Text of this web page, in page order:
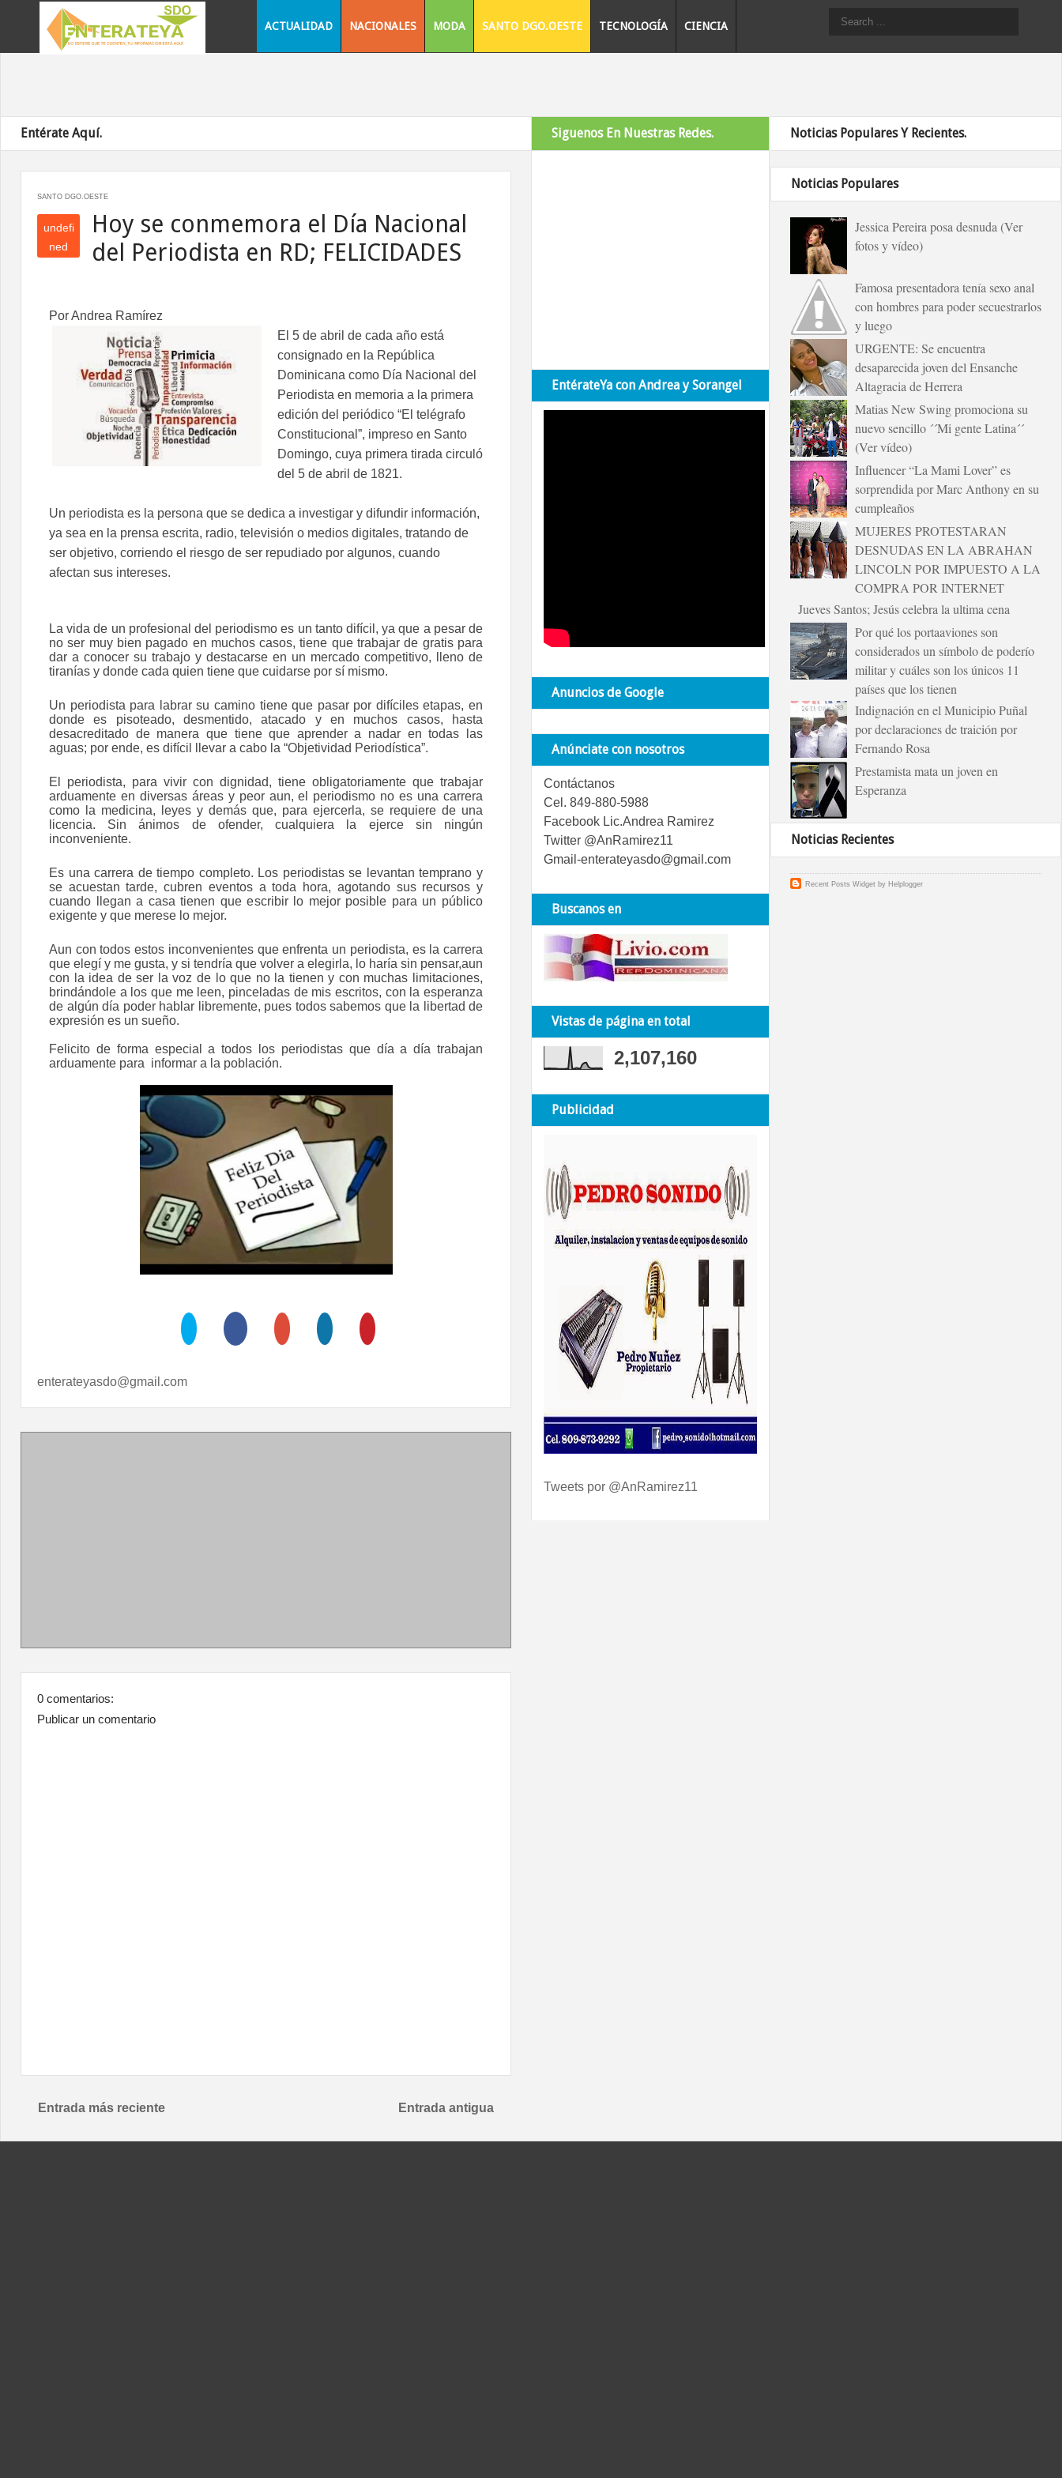
ACTUALIDAD NACIONALES MODA SANTO DGO.OESTE TECNOLOGÍA CIENCIA
Entérate Aquí.
SANTO DGO.OESTE
undefi
ned
Hoy se conmemora el Día Nacional
del Periodista en RD; FELICIDADES
Por Andrea Ramírez
El 5 de abril de cada año está
consignado en la República
Dominicana como Día Nacional del
Periodista en memoria a la primera
edición del periódico “El telégrafo
Constitucional”, impreso en Santo
Domingo, cuya primera tirada circuló
del 5 de abril de 1821.
Un periodista es la persona que se dedica a investigar y difundir información,
ya sea en la prensa escrita, radio, televisión o medios digitales, tratando de
ser objetivo, corriendo el riesgo de ser repudiado por algunos, cuando
afectan sus intereses.
La vida de un profesional del periodismo es un tanto difícil, ya que a pesar de
no ser muy bien pagado en muchos casos, tiene que trabajar de gratis para
dar a conocer su trabajo y destacarse en un mercado competitivo, lleno de
tiranías y donde cada quien tiene que cuidarse por sí mismo.
Un periodista para labrar su camino tiene que pasar por difíciles etapas, en
donde es pisoteado, desmentido, atacado y en muchos casos, hasta
desacreditado de manera que tiene que aprender a nadar en todas las
aguas; por ende, es difícil llevar a cabo la “Objetividad Periodística”.
El periodista, para vivir con dignidad, tiene obligatoriamente que trabajar
arduamente en diversas áreas y peor aun, el periodismo no es una carrera
como la medicina, leyes y demás que, para ejercerla, se requiere de una
licencia. Sin ánimos de ofender, cualquiera la ejerce sin ningún
inconveniente.
Es una carrera de tiempo completo. Los periodistas se levantan temprano y
se acuestan tarde, cubren eventos a toda hora, agotando sus recursos y
cuando llegan a casa tienen que escribir lo mejor posible para un público
exigente y que merese lo mejor.
Aun con todos estos inconvenientes que enfrenta un periodista, es la carrera
que elegí y me gusta, y si tendría que volver a elegirla, lo haría sin pensar,aun
con la idea de ser la voz de lo que no la tienen y con muchas limitaciones,
brindándole a los que me leen, pinceladas de mis escritos, con la esperanza
de algún día poder hablar libremente, pues todos sabemos que la libertad de
expresión es un sueño.
Felicito de forma especial a todos los periodistas que día a día trabajan
arduamente para informar a la población.
enterateyasdo@gmail.com
0 comentarios:
Publicar un comentario
Entrada más reciente Entrada antigua
Siguenos En Nuestras Redes.
EntérateYa con Andrea y Sorangel
Anuncios de Google
Anúnciate con nosotros
Contáctanos
Cel. 849-880-5988
Facebook Lic.Andrea Ramirez
Twitter @AnRamirez11
Gmail-enterateyasdo@gmail.com
Buscanos en
Vistas de página en total
2,107,160
Publicidad
Tweets por @AnRamirez11
Noticias Populares Y Recientes.
Noticias Populares
Jessica Pereira posa desnuda (Ver
fotos y vídeo)
Famosa presentadora tenía sexo anal
con hombres para poder secuestrarlos
y luego
URGENTE: Se encuentra
desaparecida joven del Ensanche
Altagracia de Herrera
Matias New Swing promociona su
nuevo sencillo ´´Mi gente Latina´´
(Ver vídeo)
Influencer “La Mami Lover” es
sorprendida por Marc Anthony en su
cumpleaños
MUJERES PROTESTARAN
DESNUDAS EN LA ABRAHAN
LINCOLN POR IMPUESTO A LA
COMPRA POR INTERNET
Jueves Santos; Jesús celebra la ultima cena
Por qué los portaaviones son
considerados un símbolo de poderío
militar y cuáles son los únicos 11
países que los tienen
Indignación en el Municipio Puñal
por declaraciones de traición por
Fernando Rosa
Prestamista mata un joven en
Esperanza
Noticias Recientes
Recent Posts Widgetby Helplogger